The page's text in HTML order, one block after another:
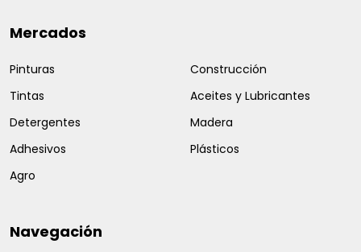
Mercados
Pinturas
Tintas
Detergentes
Adhesivos
Agro
Construcción
Aceites y Lubricantes
Madera
Plásticos
Navegación